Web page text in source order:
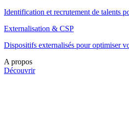
Identification et recrutement de talents
Externalisation & CSP
Dispositifs externalisés pour optimiser
A propos
Découvrir